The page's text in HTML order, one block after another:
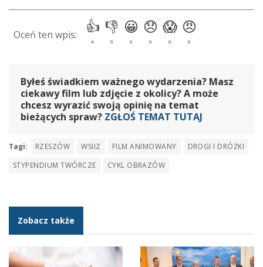
Byłeś świadkiem ważnego wydarzenia? Masz
ciekawy film lub zdjęcie z okolicy? A może
chcesz wyrazić swoją opinię na temat
bieżących spraw? ZGŁOŚ TEMAT TUTAJ
Tagi: RZESZÓW WSIIZ FILM ANIMOWANY
DROGI I DRÓŻKI
STYPENDIUM TWÓRCZE
CYKL OBRAZÓW
Zobacz także